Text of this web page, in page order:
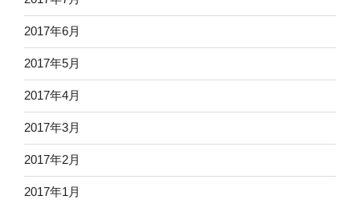
2017年6月
2017年5月
2017年4月
2017年3月
2017年2月
2017年1月